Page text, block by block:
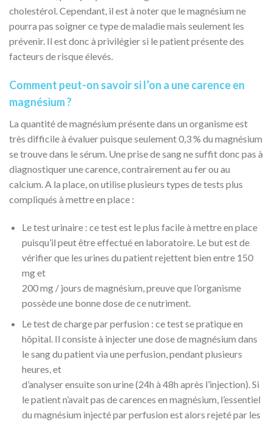
cholestérol. Cependant, il est à noter que le magnésium ne
pourra pas soigner ce type de maladie mais seulement les
prévenir. Il est donc à privilégier si le patient présente des
facteurs de risque élevés.
Comment peut-on savoir si l’on a une carence en
magnésium ?
La quantité de magnésium présente dans un organisme est
très difficile à évaluer puisque seulement 0,3 % du magnésium
se trouve dans le sérum. Une prise de sang ne suffit donc pas à
diagnostiquer une carence, contrairement au fer ou au
calcium. A la place, on utilise plusieurs types de tests plus
compliqués à mettre en place :
Le test urinaire : ce test est le plus facile à mettre en place
puisqu’il peut être effectué en laboratoire. Le but est de
vérifier que les urines du patient rejettent bien entre 150
mg et
200 mg / jours de magnésium, preuve que l’organisme
possède une bonne dose de ce nutriment.
Le test de charge par perfusion : ce test se pratique en
hôpital. Il consiste à injecter une dose de magnésium dans
le sang du patient via une perfusion, pendant plusieurs
heures, et
d’analyser ensuite son urine (24h à 48h après l’injection). Si
le patient n’avait pas de carences en magnésium, l’essentiel
du magnésium injecté par perfusion est alors rejeté par les